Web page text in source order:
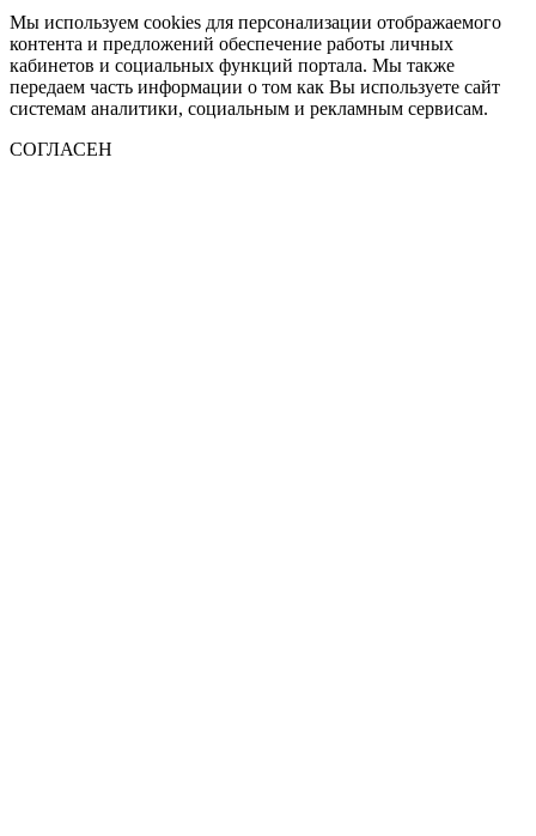
Мы используем cookies для персонализации отображаемого
контента и предложений обеспечение работы личных
кабинетов и социальных функций портала. Мы также
передаем часть информации о том как Вы используете сайт
системам аналитики, социальным и рекламным сервисам.
СОГЛАСЕН